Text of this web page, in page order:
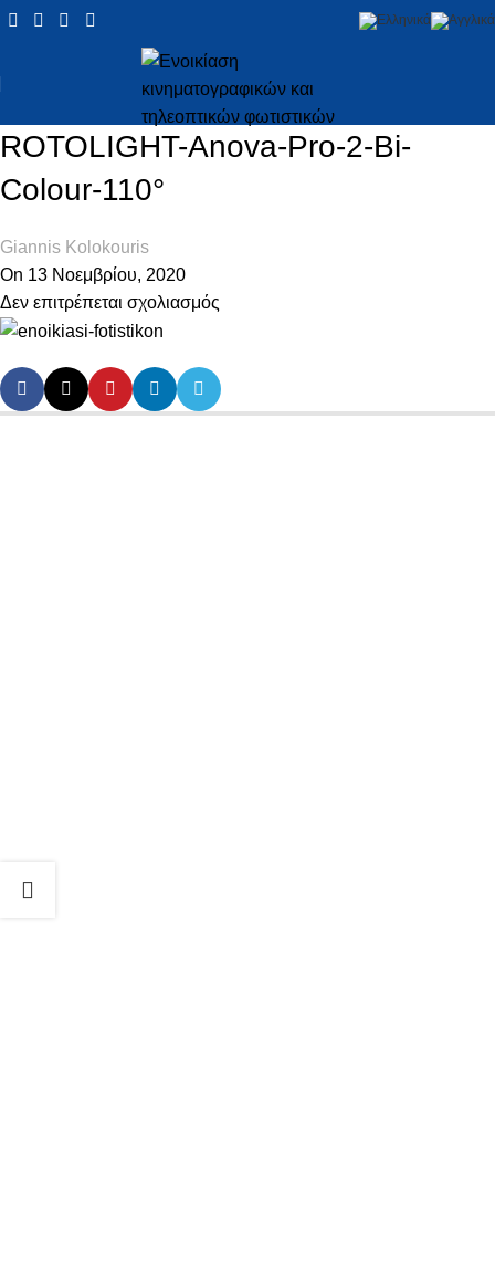
ROTOLIGHT-Anova-Pro-2-Bi-
Colour-110°
Giannis Kolokouris
On 13 Νοεμβρίου, 2020
Δεν επιτρέπεται σχολιασμός